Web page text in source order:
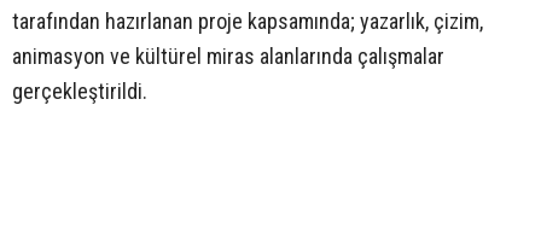
tarafından hazırlanan proje kapsamında; yazarlık, çizim,
animasyon ve kültürel miras alanlarında çalışmalar
gerçekleştirildi.